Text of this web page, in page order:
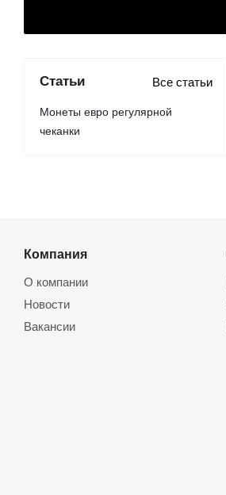
Статьи Все статьи
Монеты евро регулярной
чеканки
Компания
О компании
Новости
Вакансии